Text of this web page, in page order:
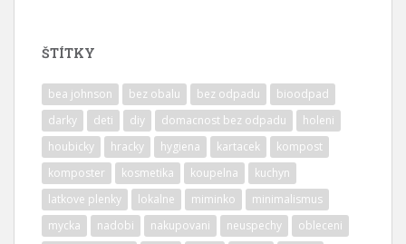
ŠTÍTKY
bea johnson bez obalu bez odpadu
bioodpad
darky
deti diy domacnost bez odpadu
holeni
houbicky
hracky hygiena kartacek
kompost
komposter
kosmetika koupelna
kuchyn
latkove plenky
lokalne miminko
minimalismus
mycka
nadobi nakupovani neuspechy obleceni